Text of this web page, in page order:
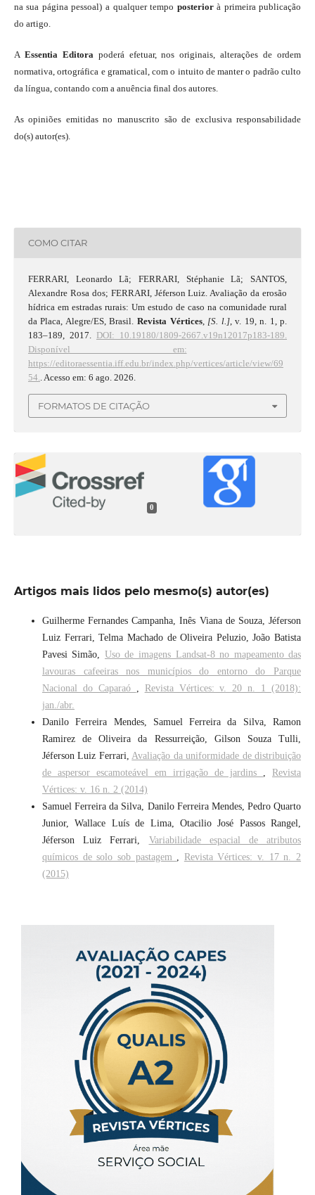
na sua página pessoal) a qualquer tempo posteriorà primeira publicação
do artigo.
A Essentia Editora poderá efetuar, nos originais, alterações de ordem
normativa, ortográfica e gramatical, com o intuito de manter o padrão culto
da língua, contando com a anuência final dos autores.
As opiniões emitidas no manuscrito são de exclusiva responsabilidade
do(s) autor(es).
COMO CITAR
FERRARI, Leonardo Lã; FERRARI, Stéphanie Lã; SANTOS,
Alexandre Rosa dos; FERRARI, Jéferson Luiz. Avaliação da erosão
hídrica em estradas rurais: Um estudo de caso na comunidade rural
da Placa, Alegre/ES, Brasil. Revista Vértices, [S. l.], v. 19, n. 1, p.
183–189, 2017. DOI: 10.19180/1809-2667.v19n12017p183-189.
Disponível em:
https://editoraessentia.iff.edu.br/index.php/vertices/article/view/69
54.
. Acesso em: 6 ago. 2026.
FORMATOS DE CITAÇÃO
0
Artigos mais lidos pelo mesmo(s) autor(es)
Guilherme Fernandes Campanha, Inês Viana de Souza, Jéferson
Luiz Ferrari, Telma Machado de Oliveira Peluzio, João Batista
Pavesi Simão, Uso de imagens Landsat-8 no mapeamento das
lavouras cafeeiras nos municípios do entorno do Parque
Nacional do Caparaó , Revista Vértices: v. 20 n. 1 (2018):
jan./abr.
Danilo Ferreira Mendes, Samuel Ferreira da Silva, Ramon
Ramirez de Oliveira da Ressurreição, Gilson Souza Tulli,
Jéferson Luiz Ferrari,Avaliação da uniformidade de distribuição
de aspersor escamoteável em irrigação de jardins , Revista
Vértices: v. 16 n. 2 (2014)
Samuel Ferreira da Silva, Danilo Ferreira Mendes, Pedro Quarto
Junior, Wallace Luís de Lima, Otacilio José Passos Rangel,
Jéferson Luiz Ferrari, Variabilidade espacial de atributos
químicos de solo sob pastagem , Revista Vértices: v. 17 n. 2
(2015)